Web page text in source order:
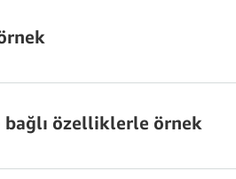
alınır?
bağlı özelliklerle örnek